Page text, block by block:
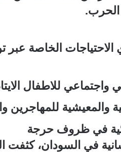
الحرب.
الخاصة عبر
واجتماعي للاطفال
والمعيشية للمهاجرين
في ظروف حرجة
في السودان، كثفت